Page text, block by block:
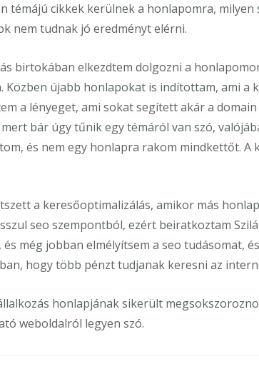
témájú cikkek kerülnek a honlapomra,
nem tudnak jó eredményt elérni.
birtokában elkezdtem dolgozni a
Közben újabb honlapokat is indítottam, ami a
a lényeget, ami sokat segített akár a
bár úgy tűnik egy témáról van szó,
és nem egy honlapra rakom mindkettőt.
a keresőoptimalizálás, amikor más
seo szempontból, ezért beiratkoztam
még jobban elmélyítsem a seo tudásomat,
hogy több pénzt tudjanak keresni az
honlapjának sikerült
weboldalról legyen szó.